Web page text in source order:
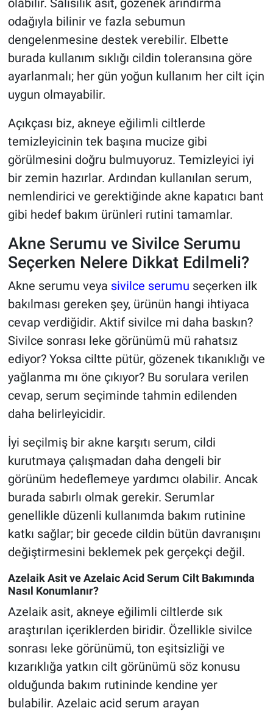
odağıyla bilinir ve fazla sebumun
dengelenmesine destek verebilir. Elbette
burada kullanım sıklığı cildin toleransına göre
ayarlanmalı; her gün yoğun kullanım her cilt için
uygun olmayabilir.
Açıkçası biz, akneye eğilimli ciltlerde
temizleyicinin tek başına mucize gibi
görülmesini doğru bulmuyoruz. Temizleyici iyi
bir zemin hazırlar. Ardından kullanılan serum,
nemlendirici ve gerektiğinde akne kapatıcı bant
gibi hedef bakım ürünleri rutini tamamlar.
Akne Serumu ve Sivilce Serumu
Seçerken Nelere Dikkat Edilmeli?
Akne serumu veya sivilce serumu seçerken ilk
bakılması gereken şey, ürünün hangi ihtiyaca
cevap verdiğidir. Aktif sivilce mi daha baskın?
Sivilce sonrası leke görünümü mü rahatsız
ediyor? Yoksa ciltte pütür, gözenek tıkanıklığı ve
yağlanma mı öne çıkıyor? Bu sorulara verilen
cevap, serum seçiminde tahmin edilenden
daha belirleyicidir.
İyi seçilmiş bir akne karşıtı serum, cildi
kurutmaya çalışmadan daha dengeli bir
görünüm hedeflemeye yardımcı olabilir. Ancak
burada sabırlı olmak gerekir. Serumlar
genellikle düzenli kullanımda bakım rutinine
katkı sağlar; bir gecede cildin bütün davranışını
değiştirmesini beklemek pek gerçekçi değil.
Azelaik Asit ve Azelaic Acid Serum Cilt Bakımında
Nasıl Konumlanır?
Azelaik asit, akneye eğilimli ciltlerde sık
araştırılan içeriklerden biridir. Özellikle sivilce
sonrası leke görünümü, ton eşitsizliği ve
kızarıklığa yatkın cilt görünümü söz konusu
olduğunda bakım rutininde kendine yer
bulabilir. Azelaic acid serum arayan